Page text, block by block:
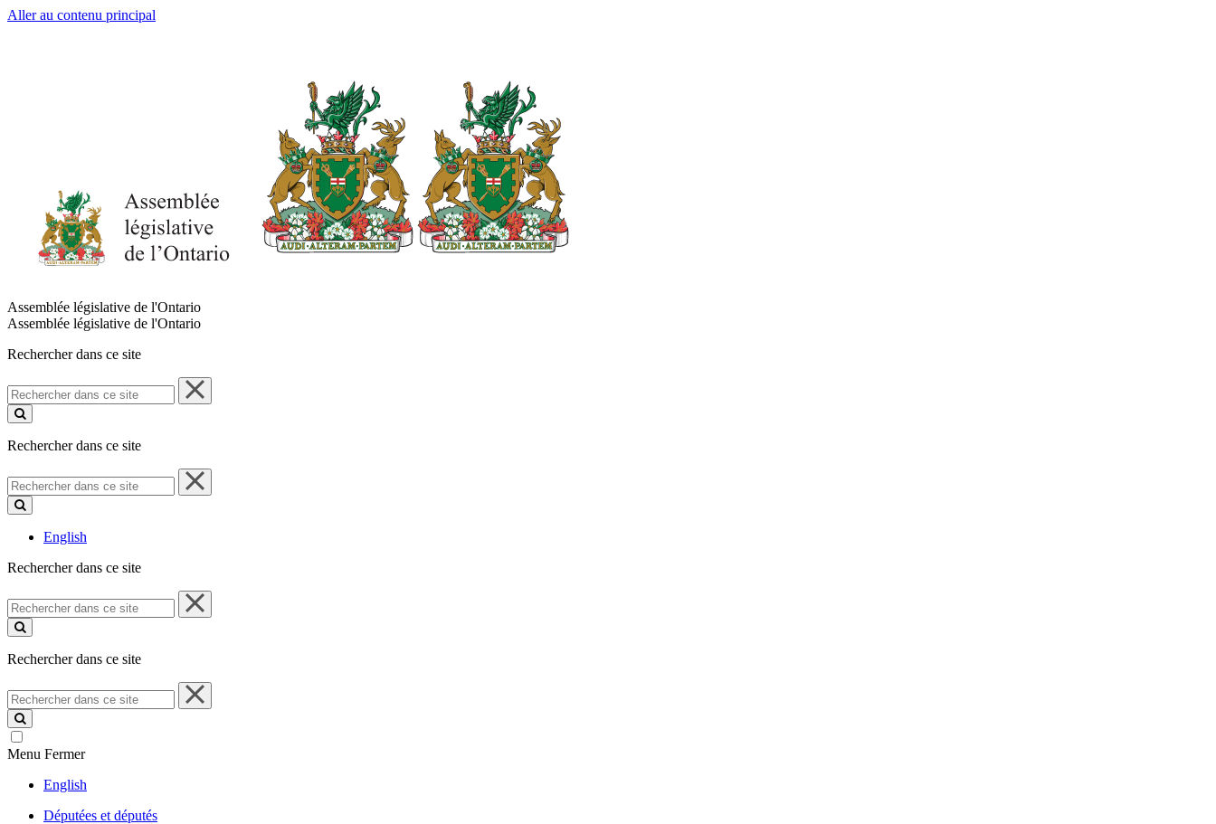
Aller au contenu principal
Assemblée législative de l'Ontario
Assemblée législative de l'Ontario
Rechercher dans ce site
Rechercher
dans
ce
Rechercher dans ce site
Rechercher
dans
ce
English
Rechercher dans ce site
Rechercher
dans
ce
Rechercher dans ce site
Rechercher
dans
ce
site
Menu Fermer
English
Députées et députés